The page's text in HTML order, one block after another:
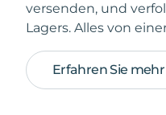
versenden, und
Lagers. Alles von
Erfahren Sie mehr